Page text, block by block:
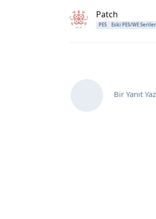
Patch
PES Eski PES/WE
Bir Yanıt